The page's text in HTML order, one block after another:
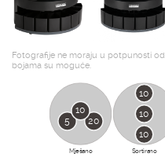
Fotografije ne moraju u potpunosti
bojama su moguće.
5
10
20
Mješano
10
10
10
Sortirano